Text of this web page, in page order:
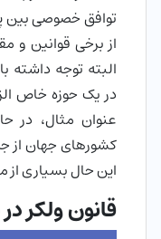
توافق خصوصی بین
از برخی قوانین
البته توجه داشته
در یک حوزه خاص
عنوان مثال، در
کشورهای جهان از
این حال بسیاری از
قانون ولکر